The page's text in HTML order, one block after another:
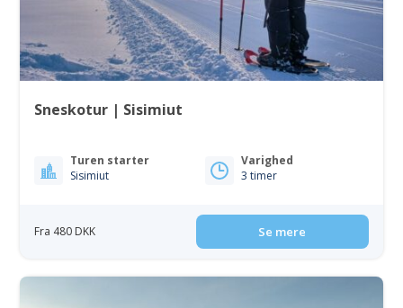
Sneskotur | Sisimiut
Turen starter
Sisimiut
Varighed
3 timer
Fra 480 DKK Se mere